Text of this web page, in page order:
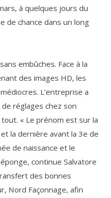
à quelques jours du
de chance dans un long
embûches. Face à la
des images HD, les
L’entreprise a
réglages chez son
« Le prénom est sur la
la dernière avant la 3e de
de naissance et le
continue Salvatore
des bonnes
Nord Façonnage, afin